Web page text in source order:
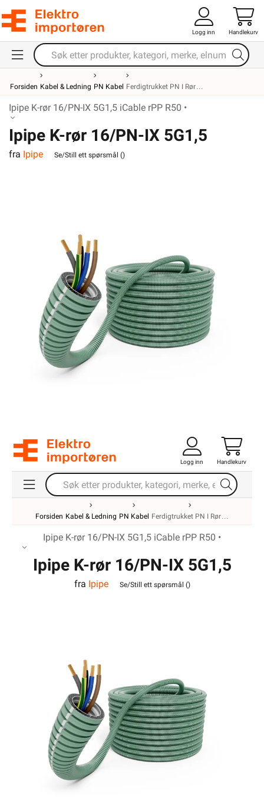
Logg inn Handlekurv
Forsiden Kabel & Ledning PN Kabel Ferdigtrukket PN I Rør
Ipipe K-rør 16/PN-IX 5G1,5 iCable rPP R50 •
Ipipe K-rør 16/PN-IX 5G1,5
iCable rPP R50
fra Ipipe Se/Still ett spørsmål ()
Logg inn Handlekurv
Forsiden Kabel & Ledning PN Kabel Ferdigtrukket PN I Rør
Ipipe K-rør 16/PN-IX 5G1,5 iCable rPP R50 •
Ipipe K-rør 16/PN-IX 5G1,5
iCable rPP R50
fra Ipipe Se/Still ett spørsmål ()